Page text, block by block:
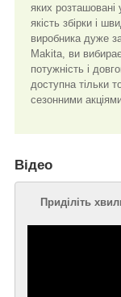
яких розташовані
якість збірки і
виробника дуже
Makita, ви
потужність і
доступна тільки
сезонними
Відео
Приділіть